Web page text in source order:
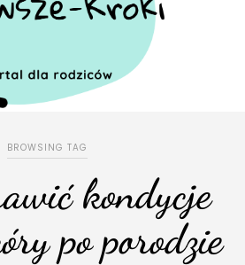
BROWSING TAG
kondycje
po porodzie